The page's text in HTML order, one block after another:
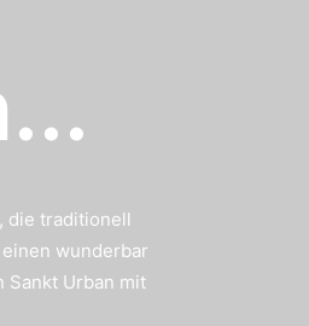
die traditionell
wunderbar
Sankt Urban mit